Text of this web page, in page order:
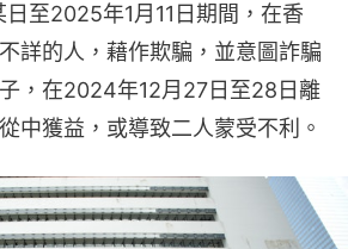
至2025年1月11日期間，在香
詳的人，藉作欺騙，並意圖詐騙
，在2024年12月27日至28日離
中獲益，或導致二人蒙受不利。